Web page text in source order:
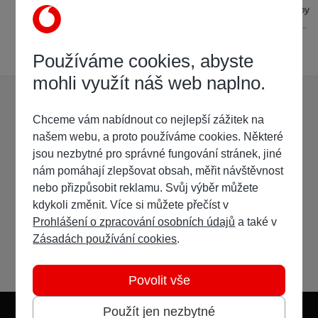
systémech Vodafonu nejprve jakoby deaktivovat všechny služby
a zavést je znovu? Jde mi samozřejmě o to, jestli je možné přejít
29. prosince 2025
Používáme cookies, abyste
mohli využít náš web naplno.
Chceme vám nabídnout co nejlepší zážitek na
našem webu, a proto používáme cookies. Některé
jsou nezbytné pro správné fungování stránek, jiné
nám pomáhají zlepšovat obsah, měřit návštěvnost
nebo přizpůsobit reklamu. Svůj výběr můžete
kdykoli změnit. Více si můžete přečíst v
Prohlášení o zpracování osobních údajů a také v
Zásadách používání cookies.
Použít jen nezbytné
Povolit vše